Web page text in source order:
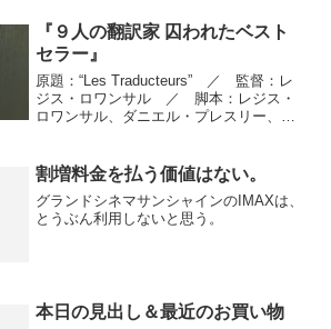
及び欠...
『９人の翻訳家 囚われたベスト
セラー』
原題：“Les Traducteurs” ／ 監督：レ
ジス・ロワンサル ／ 脚本：レジス・
ロワンサル、ダニエル・プレスリー、ロ
ザイナー：シルヴィ・オリヴェ ／ 編
集：ロ...
割増料金を払う価値はない。
グランドシネマサンシャインのIMAXは、
とうぶん利用しないと思う。
本日の見出し＆最近のお買い物